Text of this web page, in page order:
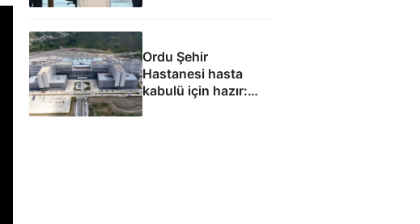
Ordu Şehir
Hastanesi hasta
kabulü için hazır:
Eylül ayında